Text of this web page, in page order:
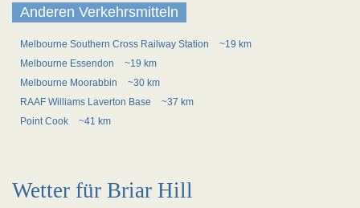
Anderen Verkehrsmitteln
Melbourne Southern Cross Railway Station
~19 km
Melbourne Essendon
~19 km
Melbourne Moorabbin
~30 km
RAAF Williams Laverton Base
~37 km
Point Cook
~41 km
Wetter für Briar Hill